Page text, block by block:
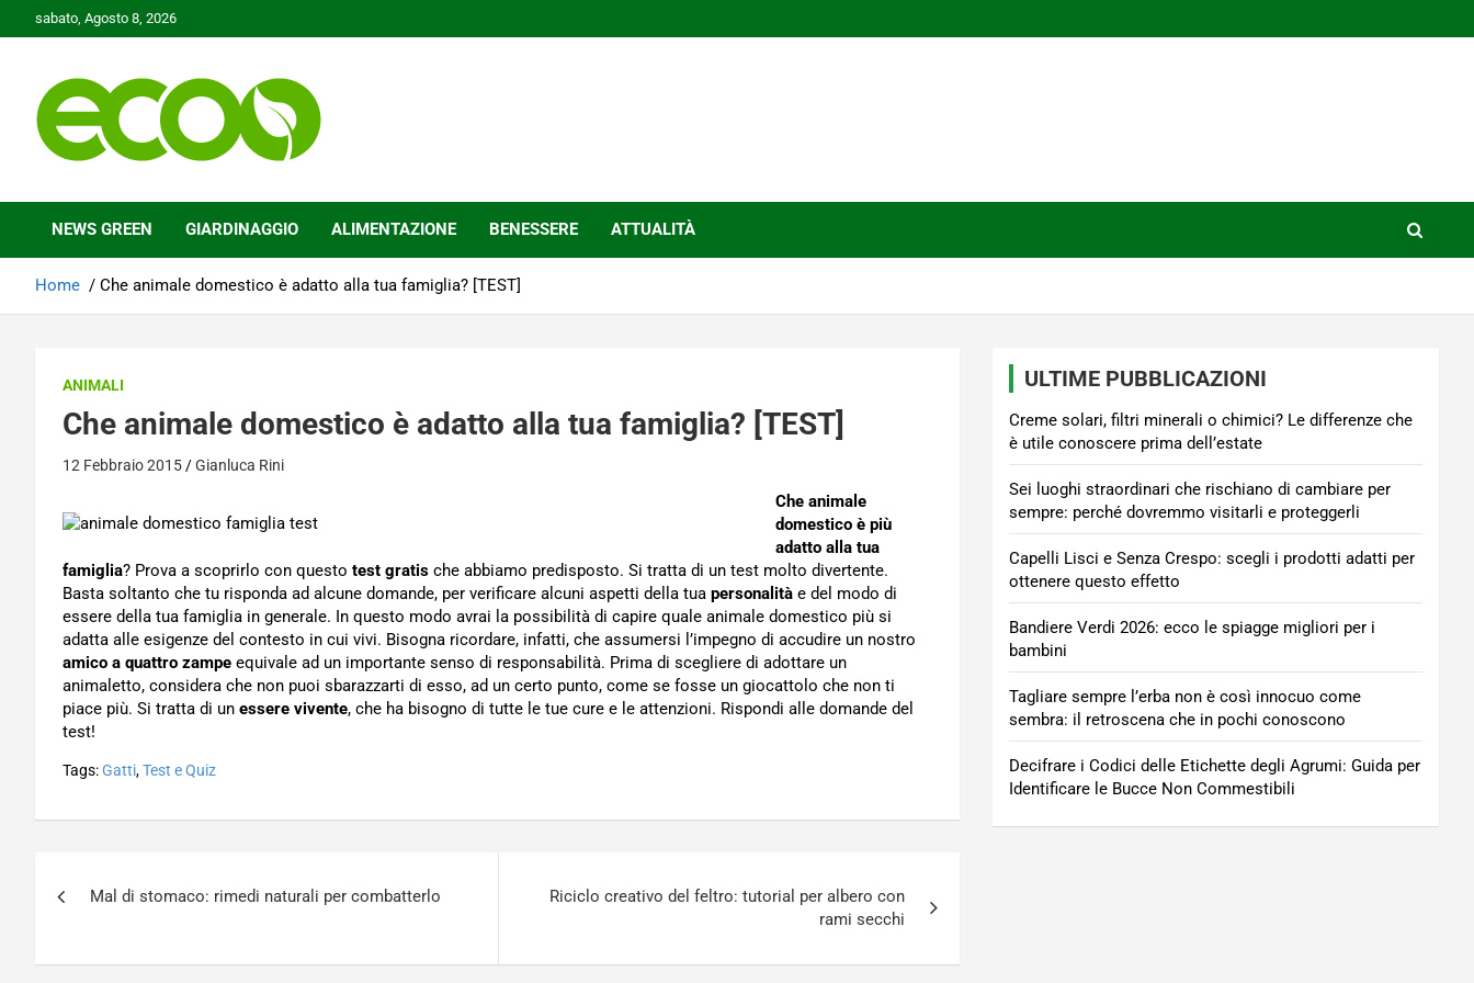
to
sabato, Agosto 8, 2026
Ecoo.it
NEWS GREEN GIARDINAGGIO ALIMENTAZIONE BENESSERE ATTUALITÀ
Home Che animale domestico è adatto alla tua famiglia? [TEST]
ANIMALI
Che animale domestico è adatto alla tua famiglia? [TEST]
12 Febbraio 2015 Gianluca Rini
Che animale
domestico è più
adatto alla tua
famiglia? Prova a scoprirlo con questo test gratis che abbiamo predisposto. Si tratta di un test molto divertente.
Basta soltanto che tu risponda ad alcune domande, per verificare alcuni aspetti della tua personalità e del modo di
essere della tua famiglia in generale. In questo modo avrai la possibilità di capire quale animale domestico più si
adatta alle esigenze del contesto in cui vivi. Bisogna ricordare, infatti, che assumersi l’impegno di accudire un nostro
amico a quattro zampe equivale ad un importante senso di responsabilità. Prima di scegliere di adottare un
animaletto, considera che non puoi sbarazzarti di esso, ad un certo punto, come se fosse un giocattolo che non ti
piace più. Si tratta di un essere vivente, che ha bisogno di tutte le tue cure e le attenzioni. Rispondi alle domande del
test!
Tags:Gatti,Test e Quiz
Mal di stomaco: rimedi naturali per combatterlo
Riciclo creativo del feltro: tutorial per albero con
rami secchi
ULTIME PUBBLICAZIONI
Creme solari, filtri minerali o chimici? Le differenze che
è utile conoscere prima dell’estate
Sei luoghi straordinari che rischiano di cambiare per
sempre: perché dovremmo visitarli e proteggerli
Capelli Lisci e Senza Crespo: scegli i prodotti adatti per
ottenere questo effetto
Bandiere Verdi 2026: ecco le spiagge migliori per i
bambini
Tagliare sempre l’erba non è così innocuo come
sembra: il retroscena che in pochi conoscono
Decifrare i Codici delle Etichette degli Agrumi: Guida per
Identificare le Bucce Non Commestibili